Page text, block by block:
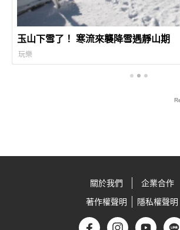
玉山下雪了！ 寒流來襲降雪遇靜山期
玩樂
關於我們
企業合作
著作權聲明
隱私權聲明